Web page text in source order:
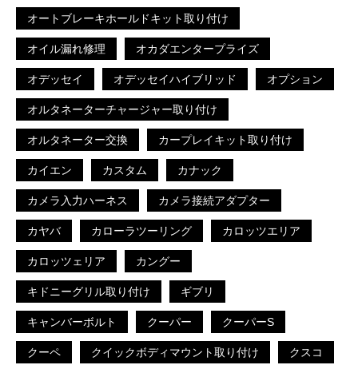
オートブレーキホールドキット取り付け
オイル漏れ修理 オカダエンタープライズ
オデッセイ オデッセイハイブリッド オプション
オルタネーターチャージャー取り付け
オルタネーター交換 カープレイキット取り付け
カイエン カスタム カナック
カメラ入力ハーネス カメラ接続アダプター
カヤバ カローラツーリング カロッツエリア
カロッツェリア カングー
キドニーグリル取り付け ギブリ
キャンバーボルト クーパー クーパーS
クーペ クイックボディマウント取り付け クスコ